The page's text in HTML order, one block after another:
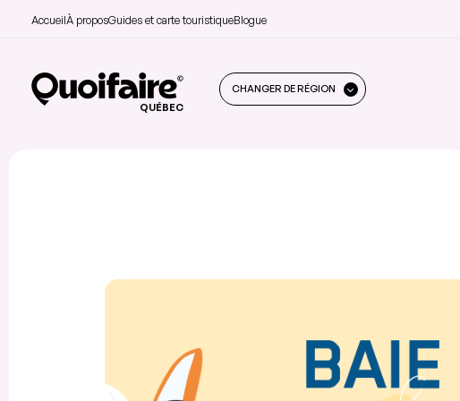
AccueilÀ proposGuides et carte touristiqueBlogue
QUÉBEC
CHANGER DE RÉGION